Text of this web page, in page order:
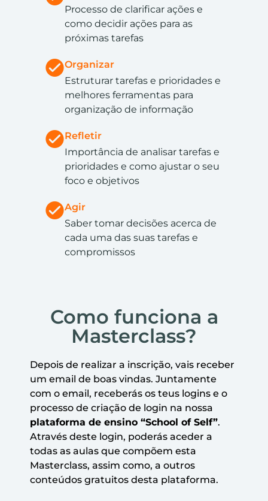
Processo de clarificar ações e
como decidir ações para as
próximas tarefas
Organizar
Estruturar tarefas e prioridades e
melhores ferramentas para
organização de informação
Refletir
Importância de analisar tarefas e
prioridades e como ajustar o seu
foco e objetivos
Agir
Saber tomar decisões acerca de
cada uma das suas tarefas e
compromissos
Como funciona a
Masterclass?
Depois de realizar a inscrição, vais receber
um email de boas vindas. Juntamente
com o email, receberás os teus logins e o
processo de criação de login na nossa
plataforma de ensino “School of Self”.
Através deste login, poderás aceder a
todas as aulas que compõem esta
Masterclass, assim como, a outros
conteúdos gratuitos desta plataforma.